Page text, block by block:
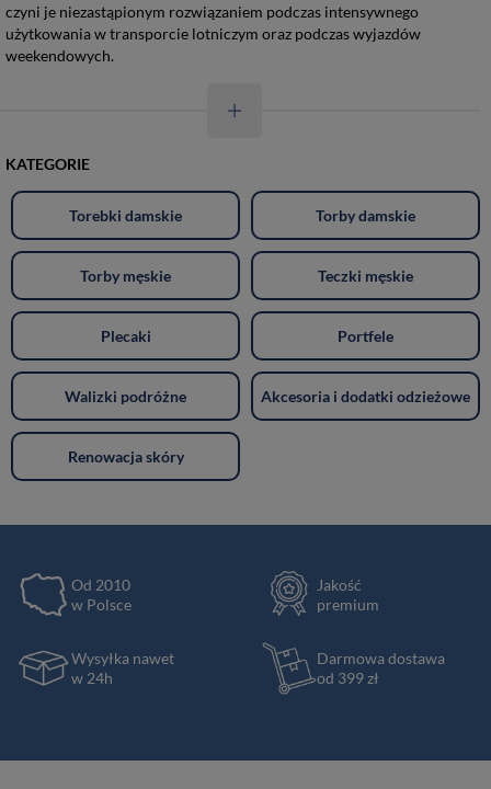
czyni je niezastąpionym rozwiązaniem podczas intensywnego
użytkowania w transporcie lotniczym oraz podczas wyjazdów
weekendowych.
KATEGORIE
Torebki damskie Torby damskie
Torby męskie Teczki męskie
Plecaki Portfele
Walizki podróżne Akcesoria i dodatki odzieżowe
Renowacja skóry
Od 2010
w Polsce
Jakość
premium
Wysyłka nawet
w 24h
Darmowa dostawa
od 399 zł